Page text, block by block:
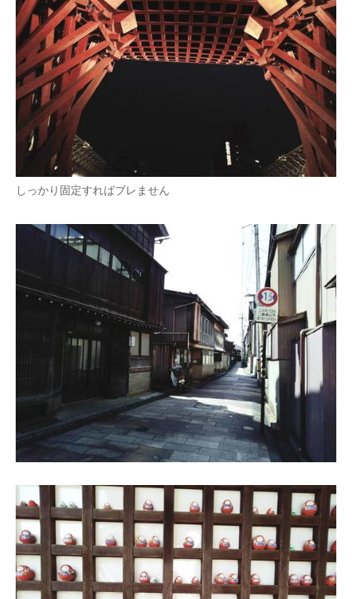
しっかり固定すればブレません